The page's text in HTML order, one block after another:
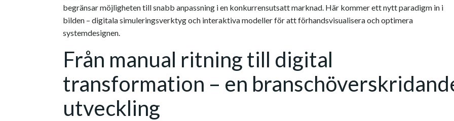
begränsar möjligheten till snabb anpassning i en konkurrensutsatt marknad. Här kommer ett nytt paradigm in i
bilden – digitala simuleringsverktyg och interaktiva modeller för att förhandsvisualisera och optimera
systemdesignen.
Från manual ritning till digital
transformation – en
utveckling